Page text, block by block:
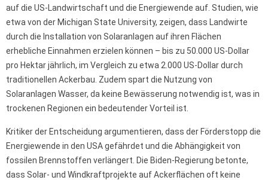
auf die US-Landwirtschaft und die Energiewende auf. Studien, wie
etwa von der Michigan State University, zeigen, dass Landwirte
durch die Installation von Solaranlagen auf ihren Flächen
erhebliche Einnahmen erzielen können – bis zu 50.000 US-Dollar
pro Hektar jährlich, im Vergleich zu etwa 2.000 US-Dollar durch
traditionellen Ackerbau. Zudem spart die Nutzung von
Solaranlagen Wasser, da keine Bewässerung notwendig ist, was in
trockenen Regionen ein bedeutender Vorteil ist.
Kritiker der Entscheidung argumentieren, dass der Förderstopp die
Energiewende in den USA gefährdet und die Abhängigkeit von
fossilen Brennstoffen verlängert. Die Biden-Regierung betonte,
dass Solar- und Windkraftprojekte auf Ackerflächen oft keine